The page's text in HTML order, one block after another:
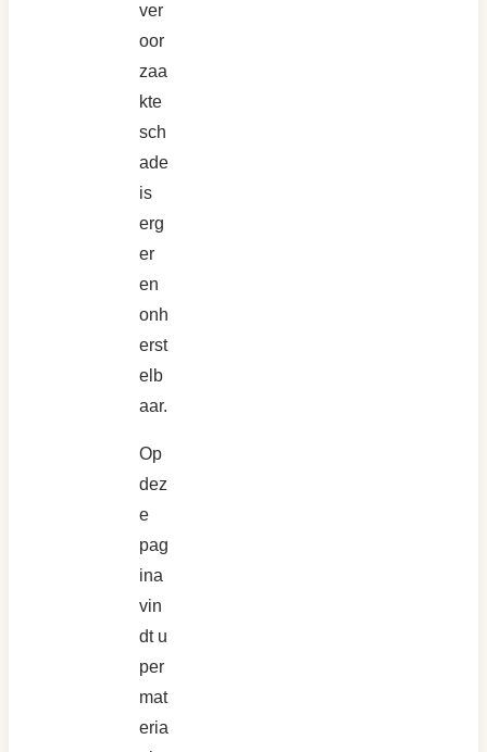
ver
oor
zaa
kte
sch
ade
is
erg
er
en
onh
erst
elb
aar.
Op
dez
e
pag
ina
vin
dt u
per
mat
eria